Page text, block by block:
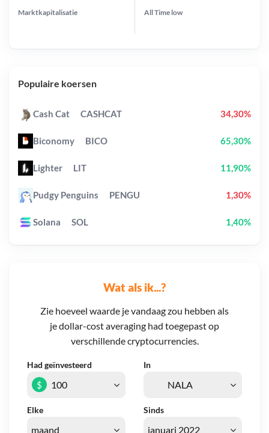
Wat als ik...?
Zie hoeveel waarde je vandaag zou hebben als
je dollar-cost averaging had toegepast op
verschillende cryptocurrencies.
Had geïnvesteerd In
Elke Sinds
$
Marktkapitalisatie All Time low
Populaire koersen
Cash Cat CASHCAT 34,30%
Biconomy BICO 65,30%
Lighter LIT 11,90%
Pudgy Penguins PENGU 1,30%
Solana SOL 1,40%